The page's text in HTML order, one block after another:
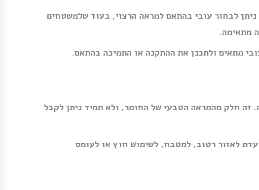
לבחור עובי בהתאם למראה הרצוי, בעוד שלמשטחים
מתאימה.
מתאים ולתכנן את ההתקנה או התמיכה בהתאם.
זה חלק מהמראה הטבעי של החומר, ולא תמיד ניתן לקבל
לאזור רטוב, למטבח, לשימוש חוץ או לעומס